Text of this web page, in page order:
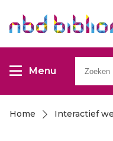
en
naar
de
en
naar
de
Menu
Home Interactief